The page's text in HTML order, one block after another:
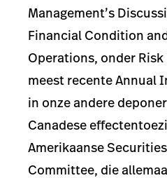
Management’s
Financial Condition
Operations, onder
meest recente Annual
in onze andere
Canadese
Amerikaanse
Committee, die